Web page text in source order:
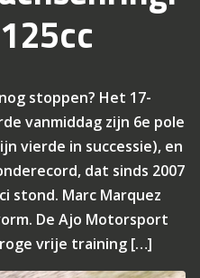
stoppen? Het 17-
vanmiddag zijn 6e pole
vierde in successie), en
dat sinds 2007
stond. Marc Marquez
De Ajo Motorsport
vrije training […]